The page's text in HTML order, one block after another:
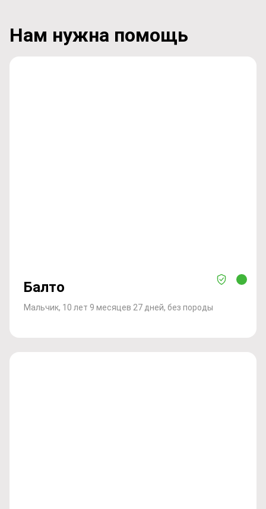
Нам нужна помощь
Балто
Мальчик, 10 лет 9 месяцев 27 дней, без породы